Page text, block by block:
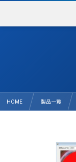
HOME 製品一覧